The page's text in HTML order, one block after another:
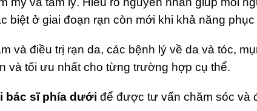
ở giai đoạn rạn còn mới khi khả năng phục
và điều trị rạn da, các bệnh lý về da và tóc,
và tối ưu nhất cho từng trường hợp cụ thể.
bác sĩ phía dưới để được tư vấn chăm sóc và